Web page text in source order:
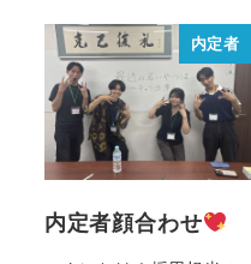
内定者
内定者顔合わせ